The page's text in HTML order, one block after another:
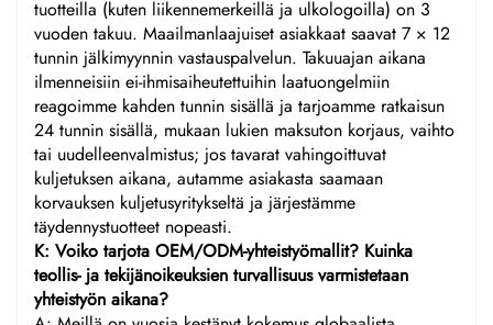
tuotteilla (kuten liikennemerkeillä ja ulkologoilla) on 3
vuoden takuu. Maailmanlaajuiset asiakkaat saavat 7 × 12
tunnin jälkimyynnin vastauspalvelun. Takuuajan aikana
ilmenneisiin ei-ihmisaiheutettuihin laatuongelmiin
reagoimme kahden tunnin sisällä ja tarjoamme ratkaisun
24 tunnin sisällä, mukaan lukien maksuton korjaus, vaihto
tai uudelleenvalmistus; jos tavarat vahingoittuvat
kuljetuksen aikana, autamme asiakasta saamaan
korvauksen kuljetusyritykseltä ja järjestämme
täydennystuotteet nopeasti.
K: Voiko tarjota OEM/ODM-yhteistyömallit? Kuinka
teollis- ja tekijänoikeuksien turvallisuus varmistetaan
yhteistyön aikana?